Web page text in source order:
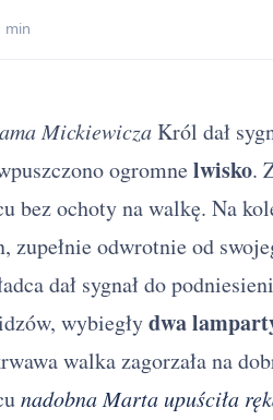
min
MickiewiczaKról dał
ogromnelwisko.
bez ochoty na walkę. Na
zupełnie odwrotnie od
dał sygnał do
wybiegłydwa
walka zagorzała na
nadobna Marta upuściła